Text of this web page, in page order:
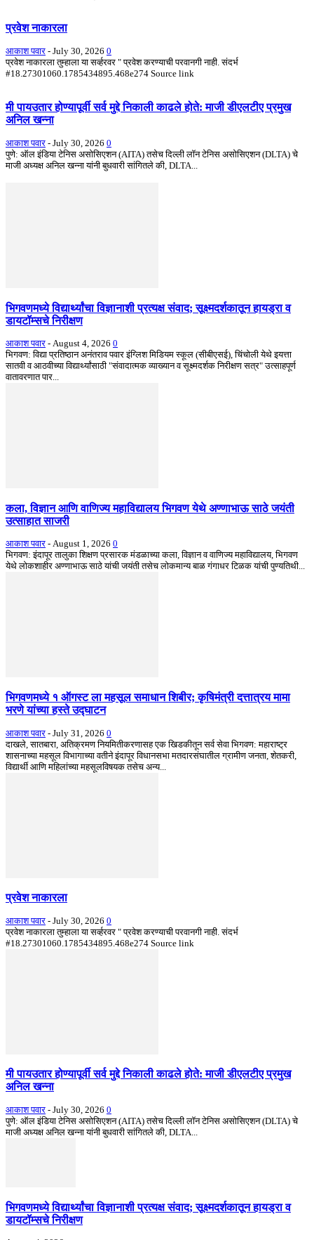
प्रवेश नाकारला
आकाश पवार - July 30, 2026 0
प्रवेश नाकारला तुम्हाला या सर्व्हरवर " प्रवेश करण्याची परवानगी नाही. संदर्भ
#18.27301060.1785434895.468e274 Source link
मी पायउतार होण्यापूर्वी सर्व मुद्दे निकाली काढले होते: माजी डीएलटीए प्रमुख
अनिल खन्ना
आकाश पवार - July 30, 2026 0
पुणे: ऑल इंडिया टेनिस असोसिएशन (AITA) तसेच दिल्ली लॉन टेनिस असोसिएशन (DLTA) चे
माजी अध्यक्ष अनिल खन्ना यांनी बुधवारी सांगितले की, DLTA...
भिगवणमध्ये विद्यार्थ्यांचा विज्ञानाशी प्रत्यक्ष संवाद; सूक्ष्मदर्शकातून हायड्रा व
डायटॉम्सचे निरीक्षण
आकाश पवार - August 4, 2026 0
भिगवण: विद्या प्रतिष्ठान अनंतराव पवार इंग्लिश मिडियम स्कूल (सीबीएसई), चिंचोली येथे इयत्ता
सातवी व आठवीच्या विद्यार्थ्यांसाठी "संवादात्मक व्याख्यान व सूक्ष्मदर्शक निरीक्षण सत्र" उत्साहपूर्ण
वातावरणात पार...
कला, विज्ञान आणि वाणिज्य महाविद्यालय भिगवण येथे अण्णाभाऊ साठे जयंती
उत्साहात साजरी
आकाश पवार - August 1, 2026 0
भिगवण: इंदापूर तालुका शिक्षण प्रसारक मंडळाच्या कला, विज्ञान व वाणिज्य महाविद्यालय, भिगवण
येथे लोकशाहीर अण्णाभाऊ साठे यांची जयंती तसेच लोकमान्य बाळ गंगाधर टिळक यांची पुण्यतिथी...
भिगवणमध्ये १ ऑगस्ट ला महसूल समाधान शिबीर; कृषिमंत्री दत्तात्रय मामा
भरणे यांच्या हस्ते उद्घाटन
आकाश पवार - July 31, 2026 0
दाखले, सातबारा, अतिक्रमण नियमितीकरणासह एक खिडकीतून सर्व सेवा भिगवण: महाराष्ट्र
शासनाच्या महसूल विभागाच्या वतीने इंदापूर विधानसभा मतदारसंघातील ग्रामीण जनता, शेतकरी,
विद्यार्थी आणि महिलांच्या महसूलविषयक तसेच अन्य...
प्रवेश नाकारला
आकाश पवार - July 30, 2026 0
प्रवेश नाकारला तुम्हाला या सर्व्हरवर " प्रवेश करण्याची परवानगी नाही. संदर्भ
#18.27301060.1785434895.468e274 Source link
मी पायउतार होण्यापूर्वी सर्व मुद्दे निकाली काढले होते: माजी डीएलटीए प्रमुख
अनिल खन्ना
आकाश पवार - July 30, 2026 0
पुणे: ऑल इंडिया टेनिस असोसिएशन (AITA) तसेच दिल्ली लॉन टेनिस असोसिएशन (DLTA) चे
माजी अध्यक्ष अनिल खन्ना यांनी बुधवारी सांगितले की, DLTA...
भिगवणमध्ये विद्यार्थ्यांचा विज्ञानाशी प्रत्यक्ष संवाद; सूक्ष्मदर्शकातून हायड्रा व
डायटॉम्सचे निरीक्षण